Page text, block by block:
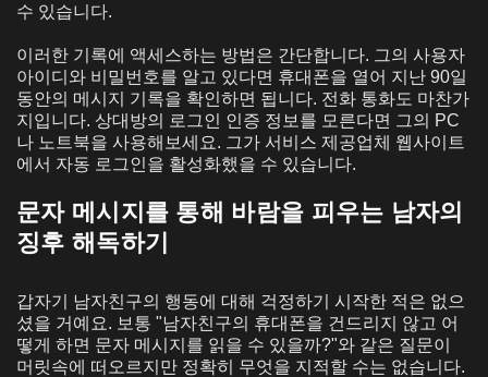
수 있습니다.
이러한 기록에 액세스하는 방법은 간단합니다. 그의 사용자
아이디와 비밀번호를 알고 있다면 휴대폰을 열어 지난 90일
동안의 메시지 기록을 확인하면 됩니다. 전화 통화도 마찬가
지입니다. 상대방의 로그인 인증 정보를 모른다면 그의 PC
나 노트북을 사용해보세요. 그가 서비스 제공업체 웹사이트
에서 자동 로그인을 활성화했을 수 있습니다.
문자 메시지를 통해 바람을 피우는 남자의
징후 해독하기
갑자기 남자친구의 행동에 대해 걱정하기 시작한 적은 없으
셨을 거예요. 보통 "남자친구의 휴대폰을 건드리지 않고 어
떻게 하면 문자 메시지를 읽을 수 있을까?"와 같은 질문이
머릿속에 떠오르지만 정확히 무엇을 지적할 수는 없습니다.